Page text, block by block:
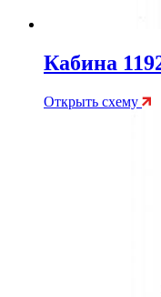
Кабина
Открыть схему